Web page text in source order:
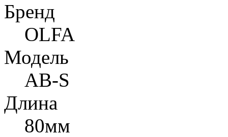
Бренд
OLFA
Модель
AB-S
Длина
80мм